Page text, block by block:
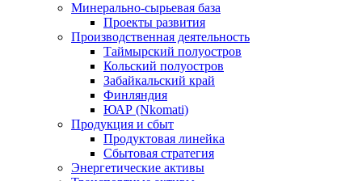
Минерально-сырьевая база
Проекты развития
Производственная деятельность
Таймырский полуостров
Кольский полуостров
Забайкальский край
Финляндия
ЮАР (Nkomati)
Продукция и сбыт
Продуктовая линейка
Сбытовая стратегия
Энергетические активы